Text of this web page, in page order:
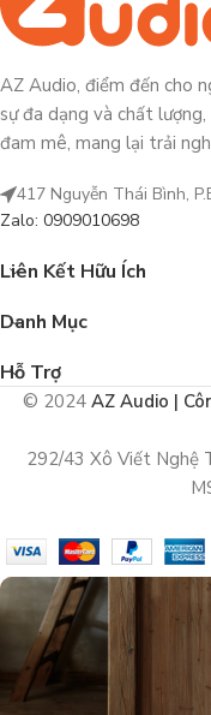
AZ Audio, điểm đến cho
sự đa dạng và chất
đam mê, mang lại trải
417 Nguyễn Thái Bình,
Zalo: 0909010698
Liên Kết Hữu Ích
Danh Mục
Hỗ Trợ
© 2024 AZ Audio |
292/43 Xô Viết Nghệ